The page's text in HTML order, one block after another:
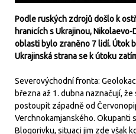
Podle ruských zdrojů došlo k
hranicích s Ukrajinou,
oblasti bylo zraněno 7 lidí. Útok
Ukrajinská strana se k útoku
Severovýchodní fronta:
března až 1. dubna naznačují,
postoupit západně od
Verchnokamjanského. Okupanti
Blogorivku, situaci jim zde však